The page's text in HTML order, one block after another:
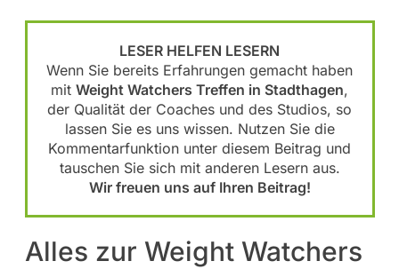
LESER HELFEN LESERN
Wenn Sie bereits Erfahrungen gemacht haben
mit Weight Watchers Treffen in Stadthagen,
der Qualität der Coaches und des Studios, so
lassen Sie es uns wissen. Nutzen Sie die
Kommentarfunktion unter diesem Beitrag und
tauschen Sie sich mit anderen Lesern aus.
Wir freuen uns auf Ihren Beitrag!
Alles zur Weight Watchers